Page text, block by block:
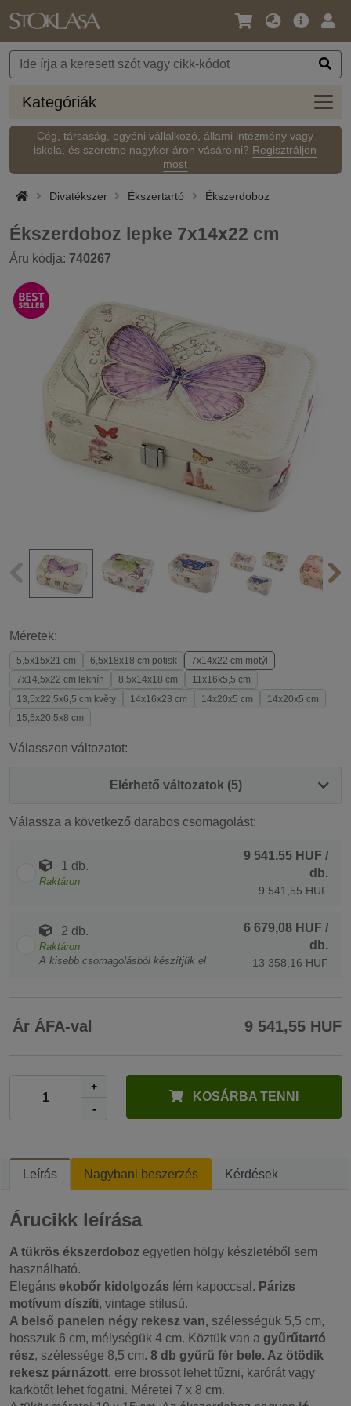
Nyelv
Pénznem
Fő
Kategóriák
Cég, társaság, egyéni vállalkozó, állami intézmény vagy
iskola, és szeretne nagyker áron vásárolni? Regisztráljon
most
Divatékszer Ékszertartó Ékszerdoboz
Ékszerdoboz lepke 7x14x22 cm
Áru kódja: 740267
Méretek:
5,5x15x21 cm 6,5x18x18 cm potisk
7x14x22 cm motýl
7x14,5x22 cm leknín
8,5x14x18 cm
11x16x5,5 cm
13,5x22,5x6,5 cm květy
14x16x23 cm 14x20x5 cm
14x20x5 cm
15,5x20,5x8 cm
Válasszon változatot:
Elérhető változatok (5)
Válassza a következő darabos csomagolást:
1 db.
Raktáron
9 541,55 HUF /
db.
9 541,55 HUF
2 db.
Raktáron
A kisebb csomagolásból készítjük el
6 679,08 HUF /
db.
13 358,16 HUF
Ár ÁFA-val 9 541,55 HUF
+
-
KOSÁRBA TENNI
Leírás Nagybani beszerzés Kérdések
Árucikk leírása
A tükrös ékszerdoboz egyetlen hölgy készletéből sem
használható.
Elegáns ekobőr kidolgozás fém kapoccsal. Párizs
motívum díszíti, vintage stílusú.
A belső panelen négy rekesz van, szélességük 5,5 cm,
hosszuk 6 cm, mélységük 4 cm. Köztük van a gyűrűtartó
rész, szélessége 8,5 cm. 8 db gyűrű fér bele. Az ötödik
rekesz párnázott, erre brossot lehet tűzni, karórát vagy
karkötőt lehet fogatni. Méretei 7 x 8 cm.